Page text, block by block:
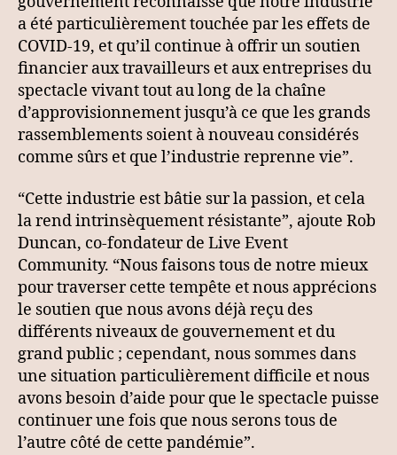
a été particulièrement touchée par les effets de
COVID-19, et qu’il continue à offrir un soutien
financier aux travailleurs et aux entreprises du
spectacle vivant tout au long de la chaîne
d’approvisionnement jusqu’à ce que les grands
rassemblements soient à nouveau considérés
comme sûrs et que l’industrie reprenne vie”.
“Cette industrie est bâtie sur la passion, et cela
la rend intrinsèquement résistante”, ajoute Rob
Duncan, co-fondateur de Live Event
Community. “Nous faisons tous de notre mieux
pour traverser cette tempête et nous apprécions
le soutien que nous avons déjà reçu des
différents niveaux de gouvernement et du
grand public ; cependant, nous sommes dans
une situation particulièrement difficile et nous
avons besoin d’aide pour que le spectacle puisse
continuer une fois que nous serons tous de
l’autre côté de cette pandémie”.